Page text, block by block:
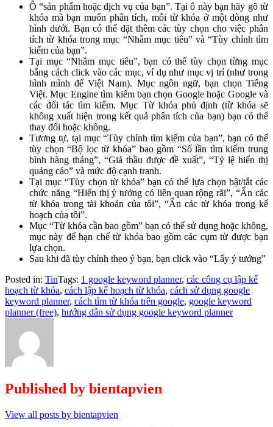
Ô “sản phẩm hoặc dịch vụ của bạn”. Tại ô này bạn hãy gõ từ
khóa mà bạn muốn phân tích, mỗi từ khóa ở một dòng như
hình dưới. Bạn có thể đặt thêm các tùy chọn cho việc phân
tích từ khóa trong mục “Nhắm mục tiêu” và “Tùy chỉnh tìm
kiếm của bạn”.
Tại mục “Nhắm mục tiêu”, bạn có thể tùy chọn từng mục
bằng cách click vào các mục, ví dụ như mục vị trí (như trong
hình mình để Việt Nam). Mục ngôn ngữ, bạn chọn Tiếng
Việt. Mục Engine tìm kiếm bạn chọn Google hoặc Google và
các đối tác tìm kiếm. Mục Từ khóa phủ định (từ khóa sẽ
không xuất hiện trong kết quả phân tích của bạn) bạn có thể
thay đổi hoặc không.
Tương tự, tại mục “Tùy chỉnh tìm kiếm của bạn”, bạn có thể
tùy chọn “Bộ lọc từ khóa” bao gồm “Số lần tìm kiếm trung
bình hàng tháng”, “Giá thầu được đề xuất”, “Tỷ lệ hiển thị
quảng cáo” và mức độ cạnh tranh.
Tại mục “Tùy chọn từ khóa” bạn có thể lựa chọn bật/tắt các
chức năng “Hiển thị ý tưởng có liên quan rộng rãi”, “Ẩn các
từ khóa trong tài khoản của tôi”, “Ẩn các từ khóa trong kế
hoạch của tôi”.
Mục “Từ khóa cần bao gồm” bạn có thể sử dụng hoặc không,
mục này để hạn chế từ khóa bao gồm các cụm từ được bạn
lựa chọn.
Sau khi đã tùy chỉnh theo ý bạn, bạn click vào “Lấy ý tưởng”
Posted in: TinTags: 1 google keyword planner, các công cụ lập kế
hoạch từ khóa, cách lập kế hoạch từ khóa, cách sử dụng google
keyword planner, cách tìm từ khóa trên google, google keyword
planner (free), hướng dẫn sử dụng google keyword planner
Published by bientapvien
View all posts by bientapvien